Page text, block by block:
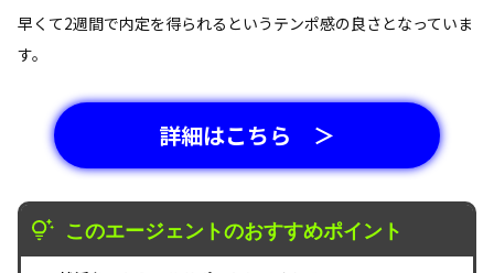
早くて2週間で内定を得られるというテンポ感の良さとなっていま
す。
詳細はこちら ＞
このエージェントのおすすめポイント